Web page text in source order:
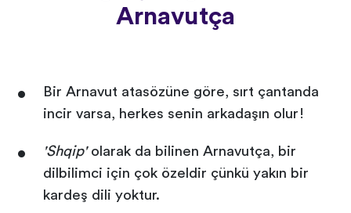
Arnavutça
Bir Arnavut atasözüne göre, sırt çantanda
incir varsa, herkes senin arkadaşın olur!
'Shqip'olarak da bilinen Arnavutça, bir
dilbilimci için çok özeldir çünkü yakın bir
kardeş dili yoktur.